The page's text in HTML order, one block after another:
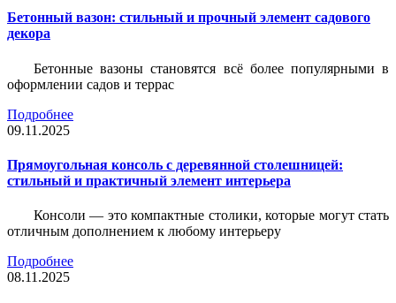
Бетонный вазон: стильный и прочный элемент садового
декора
Бетонные вазоны становятся всё более популярными в
оформлении садов и террас
Подробнее
09.11.2025
Прямоугольная консоль с деревянной столешницей:
стильный и практичный элемент интерьера
Консоли — это компактные столики, которые могут стать
отличным дополнением к любому интерьеру
Подробнее
08.11.2025